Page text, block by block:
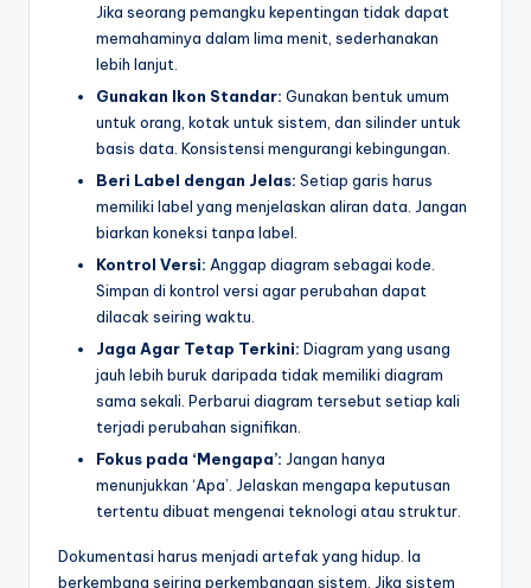
Jika seorang pemangku kepentingan tidak dapat
memahaminya dalam lima menit, sederhanakan
lebih lanjut.
Gunakan Ikon Standar: Gunakan bentuk umum
untuk orang, kotak untuk sistem, dan silinder untuk
basis data. Konsistensi mengurangi kebingungan.
Beri Label dengan Jelas: Setiap garis harus
memiliki label yang menjelaskan aliran data. Jangan
biarkan koneksi tanpa label.
Kontrol Versi: Anggap diagram sebagai kode.
Simpan di kontrol versi agar perubahan dapat
dilacak seiring waktu.
Jaga Agar Tetap Terkini: Diagram yang usang
jauh lebih buruk daripada tidak memiliki diagram
sama sekali. Perbarui diagram tersebut setiap kali
terjadi perubahan signifikan.
Fokus pada ‘Mengapa’: Jangan hanya
menunjukkan ‘Apa’. Jelaskan mengapa keputusan
tertentu dibuat mengenai teknologi atau struktur.
Dokumentasi harus menjadi artefak yang hidup. Ia
berkembang seiring perkembangan sistem. Jika sistem